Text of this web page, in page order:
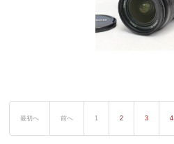
最初へ 前へ 1 2 3 4